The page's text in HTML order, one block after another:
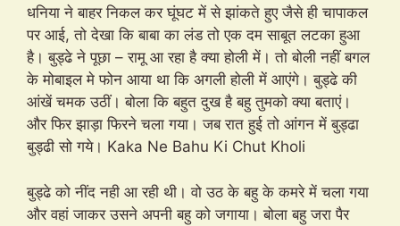
धनिया ने बाहर निकल कर घूंघट में से झांकते हुए जैसे ही चापाकल
पर आई, तो देखा कि बाबा का लंड तो एक दम साबूत लटका हुआ
है। बुड्ढे ने पूछा – रामू आ रहा है क्या होली में। तो बोली नहीं बगल
के मोबाइल मे फोन आया था कि अगली होली में आएंगे। बुड्ढे की
आंखें चमक उठीं। बोला कि बहुत दुख है बहु तुमको क्या बताएं।
और फिर झाड़ा फिरने चला गया। जब रात हुई तो आंगन में बुड्ढा
बुड्ढी सो गये। Kaka Ne Bahu Ki Chut Kholi
बुड्ढे को नींद नही आ रही थी। वो उठ के बहु के कमरे में चला गया
और वहां जाकर उसने अपनी बहु को जगाया। बोला बहु जरा पैर